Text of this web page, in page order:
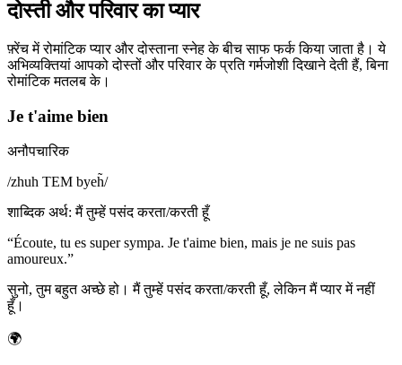
दोस्ती और परिवार का प्यार
फ़्रेंच में रोमांटिक प्यार और दोस्ताना स्नेह के बीच साफ फर्क किया जाता है। ये
अभिव्यक्तियां आपको दोस्तों और परिवार के प्रति गर्मजोशी दिखाने देती हैं, बिना
रोमांटिक मतलब के।
Je t'aime bien
अनौपचारिक
/zhuh TEM byeh̃/
शाब्दिक अर्थ: मैं तुम्हें पसंद करता/करती हूँ
“Écoute, tu es super sympa. Je t'aime bien, mais je ne suis pas
amoureux.”
सुनो, तुम बहुत अच्छे हो। मैं तुम्हें पसंद करता/करती हूँ, लेकिन मैं प्यार में नहीं
हूँ।
🌍